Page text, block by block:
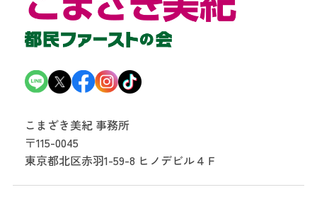
こまざき美紀 事務所
〒115-0045
東京都北区赤羽1-59-8 ヒノデビル４Ｆ